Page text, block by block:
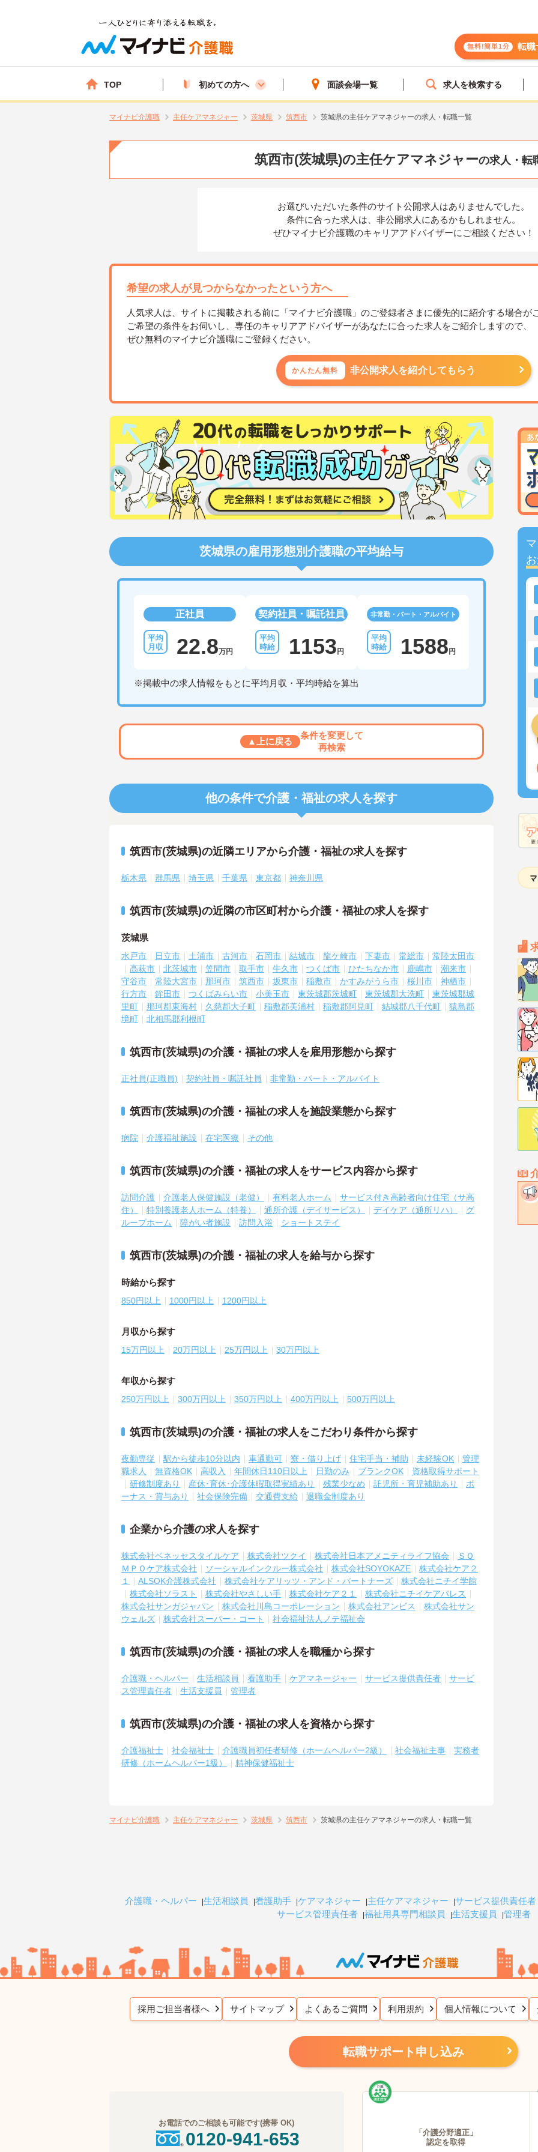
無料!簡単1分 転職
TOP 初めての方へ 面談会場一覧 求人を検索する
マイナビ介護職 主任ケアマネジャー 茨城県 筑西市 茨城県の主任ケアマネジャーの求人・転職一覧
筑西市(茨城県)の主任ケアマネジャーの求人・転
お選びいただいた条件のサイト公開求人はありませんでした。
条件に合った求人は、 非公開求人にあるかもしれません。
ぜひマイナビ介護職のキャリアアドバイザーにご相談ください！
希望の求人が見つからなかったという方へ
人気求人は、サイトに掲載される前に「マイナビ介護職」のご登録者さまに優先的に紹介する場合が
ご希望の条件をお伺いし、専任のキャリアアドバイザーがあなたに合った求人をご紹介しますので、
ぜひ無料のマイナビ介護職にご登録ください。
かんたん無料 非公開求人を紹介してもらう
茨城県の雇用形態別介護職の平均給与
正社員
22.8万円
契約社員・嘱託社員
1153 円
非常勤・パート・アルバイト
1588 円
※掲載中の求人情報をもとに平均月収・平均時給を算出
▲上に戻る
条件を変更して
再検索
他の条件で介護・福祉の求人を探す
筑西市(茨城県)の近隣エリアから介護・福祉の求人を探す
栃木県 群馬県 埼玉県 千葉県 東京都 神奈川県
筑西市(茨城県)の近隣の市区町村から介護・福祉の求人を探す
茨城県
水戸市 日立市 土浦市 古河市 石岡市 結城市 龍ケ崎市 下妻市 常総市
常陸太田市
高萩市
北茨城市 笠間市 取手市 牛久市 つくば市 ひたちなか市 鹿嶋市
潮来市
守谷市
常陸大宮市 那珂市 筑西市 坂東市 稲敷市 かすみがうら市 桜川市
神栖市
行方市
鉾田市 つくばみらい市 小美玉市 東茨城郡茨城町 東茨城郡大洗町
東茨城郡城
里町
那珂郡東海村 久慈郡大子町 稲敷郡美浦村 稲敷郡阿見町 結城郡八千代町
猿島郡
境町
北相馬郡利根町
筑西市(茨城県)の介護・福祉の求人を雇用形態から探す
正社員(正職員) 契約社員・嘱託社員 非常勤・パート・アルバイト
筑西市(茨城県)の介護・福祉の求人を施設業態から探す
病院 介護福祉施設 在宅医療 その他
筑西市(茨城県)の介護・福祉の求人をサービス内容から探す
訪問介護 介護老人保健施設（老健） 有料老人ホーム
サービス付き高齢者向け住宅（サ高
住）
特別養護老人ホーム（特養） 通所介護（デイサービス） デイケア（通所リハ）
グ
ループホーム
障がい者施設 訪問入浴 ショートステイ
筑西市(茨城県)の介護・福祉の求人を給与から探す
時給から探す
850円以上 1000円以上 1200円以上
月収から探す
15万円以上 20万円以上 25万円以上 30万円以上
年収から探す
250万円以上 300万円以上 350万円以上 400万円以上 500万円以上
筑西市(茨城県)の介護・福祉の求人をこだわり条件から探す
夜勤専従 駅から徒歩10分以内 車通勤可 寮・借り上げ 住宅手当・補助 未経験OK
管理
職求人
無資格OK 高収入 年間休日110日以上 日勤のみ ブランクOK
資格取得サポート
研修制度あり
産休･育休･介護休暇取得実績あり 残業少なめ 託児所・育児補助あり
ボ
ーナス・賞与あり
社会保険完備 交通費支給 退職金制度あり
企業から介護の求人を探す
株式会社ベネッセスタイルケア 株式会社ツクイ 株式会社日本アメニティライフ協会
ＳＯ
ＭＰＯケア株式会社
ソーシャルインクルー株式会社 株式会社SOYOKAZE
株式会社ケア２
１
ALSOK介護株式会社 株式会社ケアリッツ・アンド・パートナーズ
株式会社ニチイ学館
株式会社ソラスト
株式会社やさしい手 株式会社ケア２１
株式会社ニチイケアパレス
株式会社サンガジャパン
株式会社川島コーポレーション 株式会社アンビス
株式会社サン
ウェルズ
株式会社スーパー・コート 社会福祉法人ノテ福祉会
筑西市(茨城県)の介護・福祉の求人を職種から探す
介護職・ヘルパー 生活相談員 看護助手 ケアマネージャー サービス提供責任者
サービ
ス管理責任者
生活支援員 管理者
筑西市(茨城県)の介護・福祉の求人を資格から探す
介護福祉士 社会福祉士 介護職員初任者研修（ホームヘルパー2級） 社会福祉主事
実務者
研修（ホームヘルパー1級）
精神保健福祉士
マイナビ介護職 主任ケアマネジャー 茨城県 筑西市 茨城県の主任ケアマネジャーの求人・転職一覧
介護職・ヘルパー 生活相談員 看護助手 ケアマネジャー 主任ケアマネジャー
サービス提供責任者
サービス管理責任者
福祉用具専門相談員 生活支援員 管理者
採用ご担当者様へ サイトマップ よくあるご質問 利用規約 個人情報について
転職サポート申し込み
お電話でのご相談も可能です(携帯 OK)
0120-941-653
「介護分野適正」
認定を取得